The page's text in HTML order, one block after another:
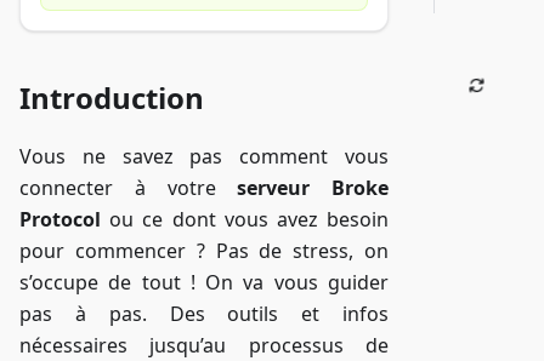
Introduction
Vous ne savez pas comment vous
connecter à votreserveur Broke
Protocol ou ce dont vous avez besoin
pour commencer ? Pas de stress, on
s’occupe de tout ! On va vous guider
pas à pas. Des outils et infos
nécessaires jusqu’au processus de